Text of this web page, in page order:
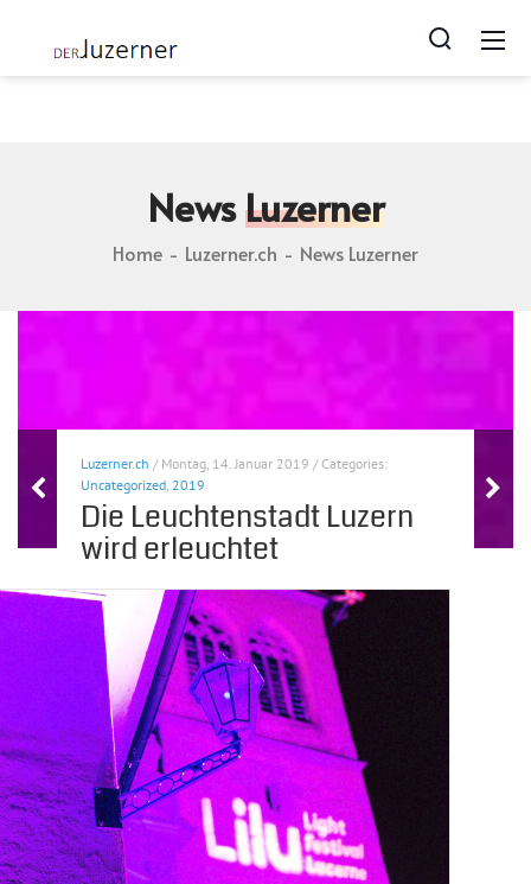
Luzern | webcam from luzern
NewsLuzerner
Home Luzerner.ch News Luzerner
Luzerner.ch / Montag, 14. Januar 2019 / Categories:
Uncategorized,2019
Die Leuchtenstadt Luzern
wird erleuchtet